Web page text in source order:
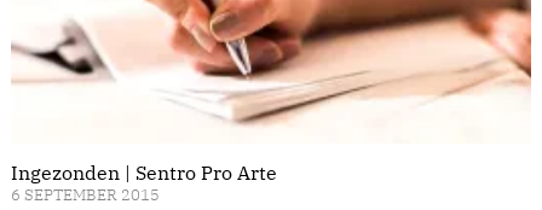
Ingezonden | Sentro Pro Arte
6 SEPTEMBER 2015